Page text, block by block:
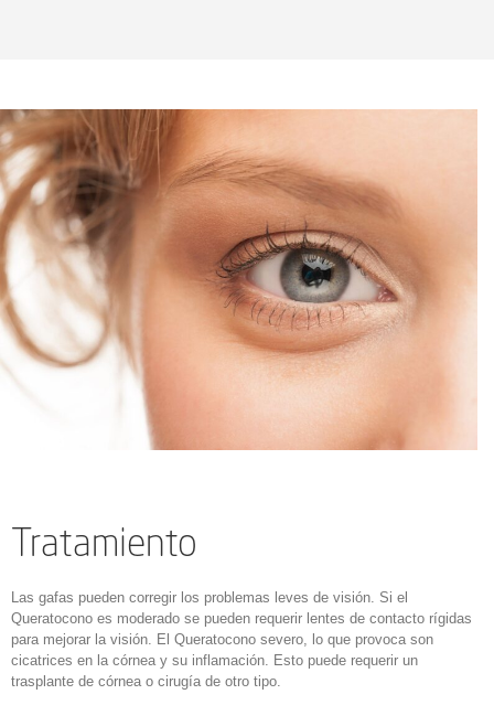
Tratamiento
Las gafas pueden corregir los problemas leves de visión. Si el
Queratocono es moderado se pueden requerir lentes de contacto rígidas
para mejorar la visión. El Queratocono severo, lo que provoca son
cicatrices en la córnea y su inflamación. Esto puede requerir un
trasplante de córnea o cirugía de otro tipo.